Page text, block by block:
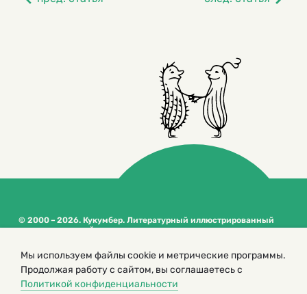
© 2000 – 2026. Кукумбер. Литературный иллюстрированный
журнал для детей
сайта
Политика конфиденциальности
Мы используем файлы cookie и метрические программы.
Продолжая работу с сайтом, вы соглашаетесь с
Политикой конфиденциальности